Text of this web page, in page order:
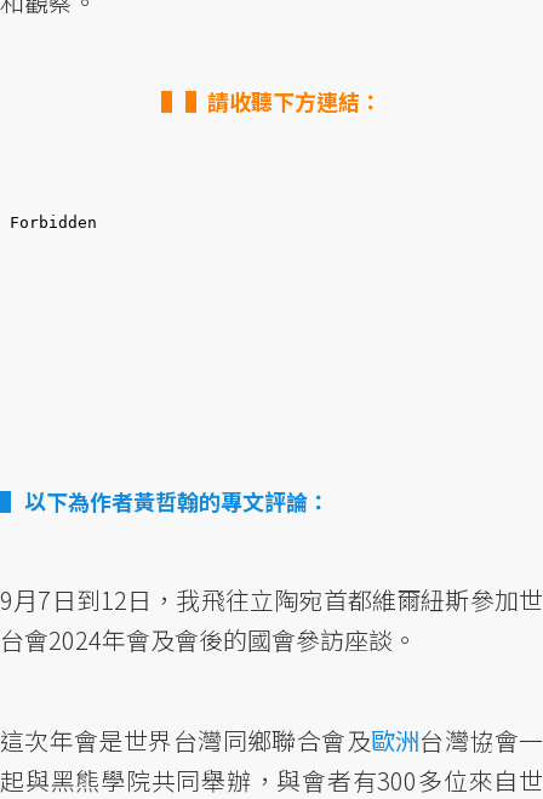
▌請收聽下方連結：
以下為作者黃哲翰的專文評論：
9月7日到12日，我飛往立陶宛首都維爾紐斯參加世
台會2024年會及會後的國會參訪座談。
這次年會是世界台灣同鄉聯合會及歐洲台灣協會一
起與黑熊學院共同舉辦，與會者有300多位來自世